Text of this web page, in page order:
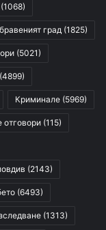
(1068)
град (1825)
(5021)
(4899)
Криминале (5969)
отговори (115)
(2143)
(6493)
(1313)